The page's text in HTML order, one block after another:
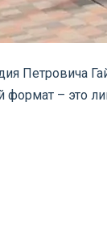
Петровича
– это